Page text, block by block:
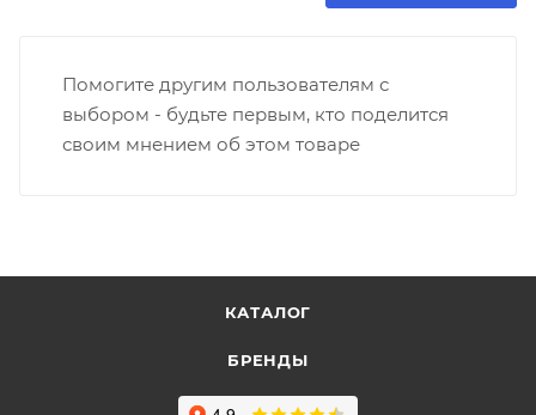
Помогите другим пользователям с
выбором - будьте первым, кто поделится
своим мнением об этом товаре
КАТАЛОГ
БРЕНДЫ